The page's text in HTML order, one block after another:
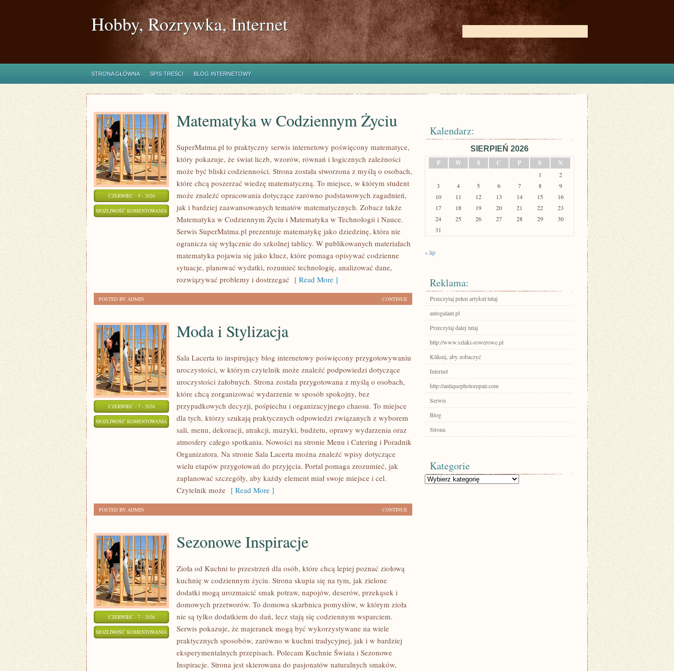
Hobby, Rozrywka, Internet
STRONA GŁÓWNA SPIS TREŚCI BLOG INTERNETOWY
CZERWIEC - 9 - 2026
MOŻLIWOŚĆ KOMENTOWANIA MATEMATYKA
CODZIENNYM
ŻYCIU
Matematyka w Codziennym Życiu
SuperMatma.pl to praktyczny serwis internetowy poświęcony matematyce,
który pokazuje, że świat liczb, wzorów, równań i logicznych zależności
może być bliski codzienności. Strona została stworzona z myślą o osobach,
które chcą poszerzać wiedzę matematyczną. To miejsce, w którym student
może znaleźć opracowania dotyczące zarówno podstawowych zagadnień,
jak i bardziej zaawansowanych tematów matematycznych. Zobacz także
Matematyka w Codziennym Życiu i Matematyka w Technologii i Nauce.
Serwis SuperMatma.pl prezentuje matematykę jako dziedzinę, która nie
ogranicza się wyłącznie do szkolnej tablicy. W publikowanych materiałach
matematyka pojawia się jako klucz, które pomaga opisywać codzienne
sytuacje, planować wydatki, rozumieć technologię, analizować dane,
rozwiązywać problemy i dostrzegać [ Read More ]
CONTINUE
POSTED BY ADMIN
CZERWIEC - 7 - 2026
MOŻLIWOŚĆ KOMENTOWANIA MODA
STYLIZACJA
Moda i Stylizacja
Sala Lacerta to inspirujący blog internetowy poświęcony przygotowywaniu
uroczystości, w którym czytelnik może znaleźć podpowiedzi dotyczące
uroczystości żałobnych. Strona została przygotowana z myślą o osobach,
które chcą zorganizować wydarzenie w sposób spokojny, bez
przypadkowych decyzji, pośpiechu i organizacyjnego chaosu. To miejsce
dla tych, którzy szukają praktycznych odpowiedzi związanych z wyborem
sali, menu, dekoracji, atrakcji, muzyki, budżetu, oprawy wydarzenia oraz
atmosfery całego spotkania. Nowości na stronie Menu i Catering i Poradnik
Organizatora. Na stronie Sala Lacerta można znaleźć wpisy dotyczące
wielu etapów przygotowań do przyjęcia. Portal pomaga zrozumieć, jak
zaplanować szczegóły, aby każdy element miał swoje miejsce i cel.
Czytelnik może [ Read More ]
CONTINUE
POSTED BY ADMIN
CZERWIEC - 7 - 2026
MOŻLIWOŚĆ KOMENTOWANIA SEZONOWE
INSPIRACJE
Sezonowe Inspiracje
Zioła od Kuchni to przestrzeń dla osób, które chcą lepiej poznać ziołową
kuchnię w codziennym życiu. Strona skupia się na tym, jak zielone
dodatki mogą urozmaicić smak potraw, napojów, deserów, przekąsek i
domowych przetworów. To domowa skarbnica pomysłów, w którym zioła
nie są tylko dodatkiem do dań, lecz stają się codziennym wsparciem.
Serwis pokazuje, że majeranek mogą być wykorzystywane na wiele
praktycznych sposobów, zarówno w kuchni tradycyjnej, jak i w bardziej
eksperymentalnych przepisach. Polecam Kuchnie Świata i Sezonowe
Inspiracje. Strona jest skierowana do pasjonatów naturalnych smaków,
Kalendarz:
SIERPIEŃ 2026
P
W Ś C P S N
1
2
3
4 5 6 7 8
9
10
11 12 13 14 15
16
17
18 19 20 21 22
23
24
25 26 27 28 29
30
31
« lip
Reklama:
Przeczytaj pełen artykuł tutaj
autogalant.pl
Przeczytaj dalej tutaj
http://www.szlaki-rowerowe.pl
Kliknij, aby zobaczyć
Internet
http://antiquephotorepair.com
Serwis
Blog
Strona
Kategorie
Kategorie